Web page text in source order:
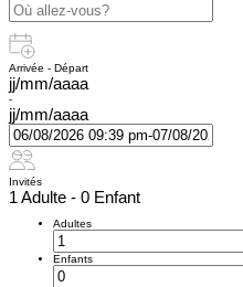
Arrivée - Départ
jj/mm/aaaa
-
jj/mm/aaaa
Invités
1 Adulte - 0 Enfant
Adultes
Enfants